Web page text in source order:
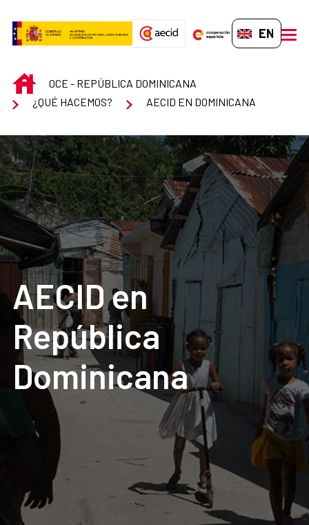
EN-GB
INICIOOCE - REPÚBLICA DOMINICANA
¿QUÉ HACEMOS?
AECID EN DOMINICANA
AECID en
República
Dominicana